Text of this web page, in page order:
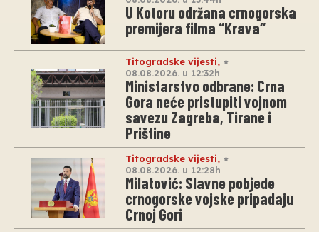
U Kotoru održana crnogorska
premijera filma “Krava“
Titogradske vijesti,
08.08.2026. u 12:32h
Ministarstvo odbrane: Crna
Gora neće pristupiti vojnom
savezu Zagreba, Tirane i
Prištine
Titogradske vijesti,
08.08.2026. u 12:28h
Milatović: Slavne pobjede
crnogorske vojske pripadaju
Crnoj Gori